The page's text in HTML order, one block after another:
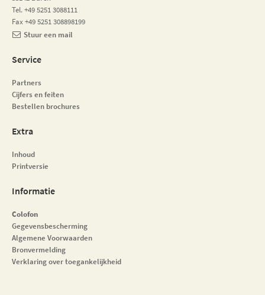
Tel. +49 5251 3088111
Fax +49 5251 308898199
Stuur een mail
Service
Partners
Cijfers en feiten
Bestellen brochures
Extra
Inhoud
Printversie
Informatie
Colofon
Gegevensbescherming
Algemene Voorwaarden
Bronvermelding
Verklaring over toegankelijkheid